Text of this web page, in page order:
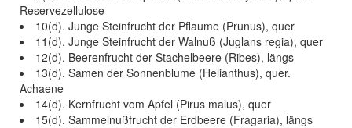
Reservezellulose
10(d). Junge Steinfrucht der Pflaume (Prunus), quer
11(d). Junge Steinfrucht der Walnuß (Juglans regia), quer
12(d). Beerenfrucht der Stachelbeere (Ribes), längs
13(d). Samen der Sonnenblume (Helianthus), quer.
Achaene
14(d). Kernfrucht vom Apfel (Pirus malus), quer
15(d). Sammelnußfrucht der Erdbeere (Fragaria), längs